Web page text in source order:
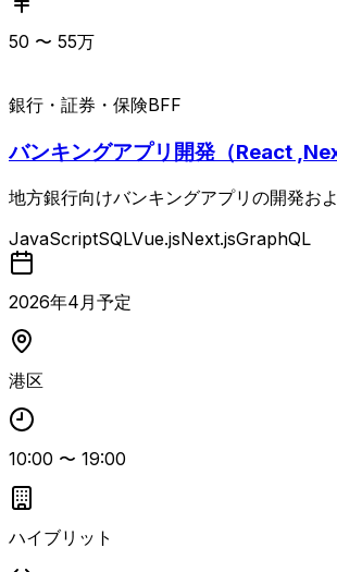
50 〜 55万
銀行・証券・保険BFF
バンキングアプリ開発（React
地方銀行向けバンキングアプリの開発お
eScriptを用いたフロントエンド開発をメ
ただきます。 GraphQL / TypeScriptを用
や、SQL（PostgreSQL）を用いたシステ
と、BFFやバックエンド寄りのタスクも
きるポジションです。
JavaScriptSQLVue.jsNext.jsGraphQL
2026年4月予定
港区
10:00 〜 19:00
ハイブリット